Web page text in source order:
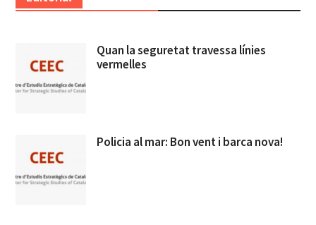
Quan la seguretat travessa línies
vermelles
Policia al mar: Bon vent i barca nova!